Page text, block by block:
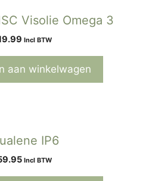
Visolie Omega 3
Incl BTW
aan winkelwagen
IP6
Incl BTW